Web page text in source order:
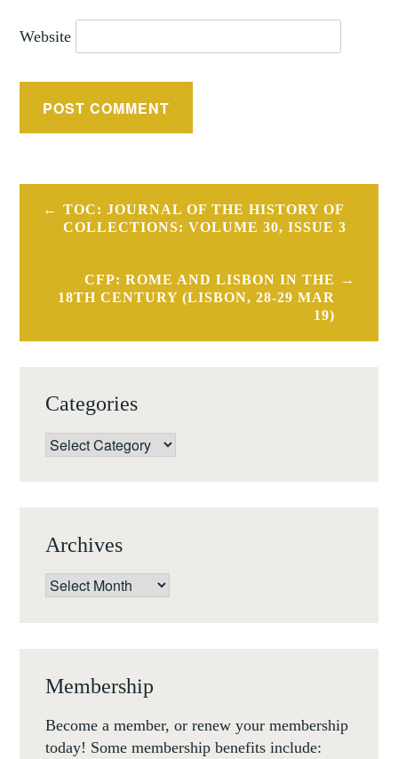
Website
Post
navigation
TOC: JOURNAL OF THE HISTORY OF
COLLECTIONS: VOLUME 30, ISSUE 3
CFP: ROME AND LISBON IN THE
18TH CENTURY (LISBON, 28-29 MAR
19)
Categories
Categories
Archives
Archives
Membership
Become a member, or renew your membership
today! Some membership benefits include: